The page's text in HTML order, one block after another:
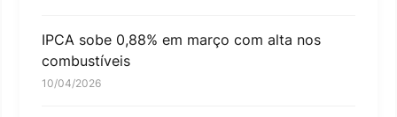
IPCA sobe 0,88% em março com alta nos
combustíveis
10/04/2026